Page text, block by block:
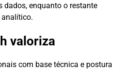
dados, enquanto o restante
valoriza
com base técnica e postura